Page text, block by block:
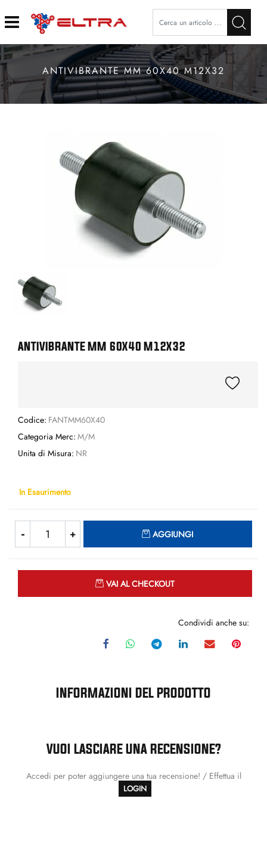
Open
ANTIVIBRANTE MM 60X40 M12X32
ANTIVIBRANTE MM 60X40 M12X32
Codice: FANTMM60X40
Categoria Merc: M/M
Unita di Misura: NR
In Esaurimento
AGGIUNGI
VAI AL CHECKOUT
Condividi anche su:
INFORMAZIONI DEL PRODOTTO
VUOI LASCIARE UNA RECENSIONE?
Accedi per poter aggiungere una tua recensione! / Effettua il
LOGIN